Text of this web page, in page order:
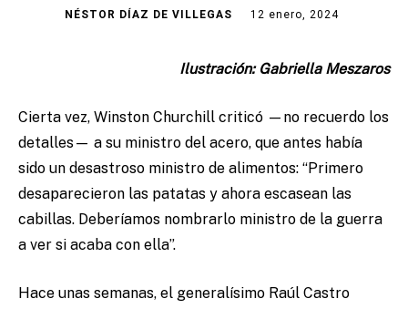
NÉSTOR DÍAZ DE VILLEGAS 12 enero, 2024
Ilustración: Gabriella Meszaros
Cierta vez, Winston Churchill criticó —no recuerdo los
detalles— a su ministro del acero, que antes había
sido un desastroso ministro de alimentos: “Primero
desaparecieron las patatas y ahora escasean las
cabillas. Deberíamos nombrarlo ministro de la guerra
a ver si acaba con ella”.
Hace unas semanas, el generalísimo Raúl Castro